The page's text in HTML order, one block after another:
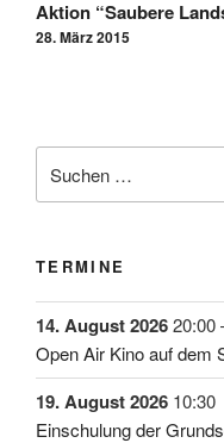
Aktion “Saubere
28. März 2015
TERMINE
14. August 202620:00
Open Air Kino auf dem
19. August 2026 10:30
Einschulung der